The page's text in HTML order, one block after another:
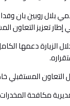
إطار تعزيز التعاون
الزيارة دعمها
التعاون
مكافحة